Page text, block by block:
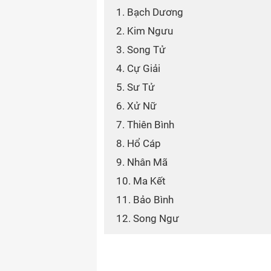
1. Bạch Dương
2. Kim Ngưu
3. Song Tử
4. Cự Giải
5. Sư Tử
6. Xử Nữ
7. Thiên Bình
8. Hổ Cáp
9. Nhân Mã
10. Ma Kết
11. Bảo Bình
12. Song Ngư